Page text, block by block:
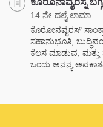
14 ನೇ ದಲೈ ಲಾಮಾ
ಕೊರೋನವೈರಸ್
ಸಹಾನುಭೂತಿ,
ಕೆಲಸ ಮಾಡುವ,
ಒಂದು ಅನನ್ಯ